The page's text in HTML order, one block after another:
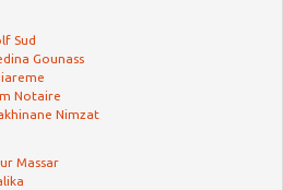
Sud
Gounass
Notaire
Nimzat
Massar